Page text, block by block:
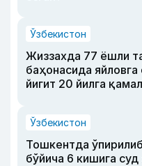
Ўзбекистон
Жиззахда 77 ёшли
баҳонасида
йигит 20 йилга
Ўзбекистон
Тошкентда
бўйича 6 кишига